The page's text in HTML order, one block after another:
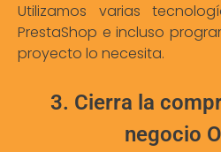
Utilizamos varias
PrestaShop e incluso
proyecto lo necesita.
3. Cierra la
negocio